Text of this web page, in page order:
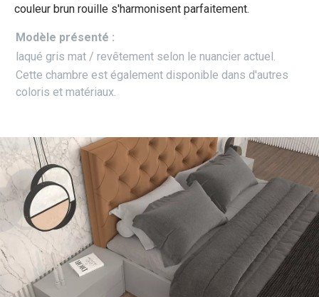
couleur brun rouille s'harmonisent parfaitement.
Modèle présenté :
laqué gris mat / revêtement selon le nuancier actuel.
Cette chambre est également disponible dans d'autres
coloris et matériaux.